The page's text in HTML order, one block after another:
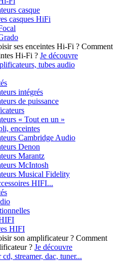
casque
casques HiFi
Comment
Hi-Fi ? Je découvre
tubes audio
intégrés
de puissance
« Tout en un »
enceintes
Cambridge Audio
Denon
Marantz
McIntosh
Musical Fidelity
HIFI...
HIFI
Comment
? Je découvre
streamer, dac, tuner...